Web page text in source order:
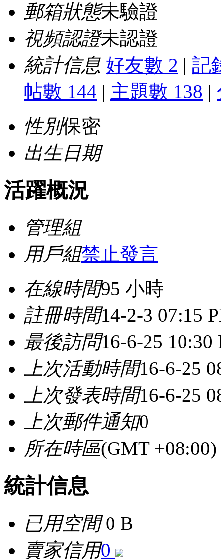
郵箱狀態未驗證
視頻認證未認證
統計信息 好友數 2 | 記
帖數 144 | 主題數 138 |
性別保密
出生日期
活躍概況
管理組
用戶組禁止發言
在線時間95 小時
註冊時間14-2-3 07:15
最後訪問16-6-25 10:30
上次活動時間16-6-25
上次發表時間16-6-25
上次郵件通知0
所在時區(GMT
統計信息
已用空間0 B
賣家信用0